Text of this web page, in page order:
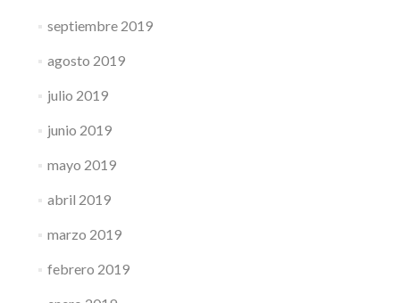
septiembre 2019
agosto 2019
julio 2019
junio 2019
mayo 2019
abril 2019
marzo 2019
febrero 2019